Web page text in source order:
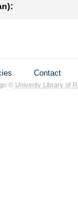
Contact
© Univerity Library of